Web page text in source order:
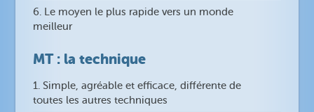
6. Le moyen le plus rapide vers un monde
meilleur
MT : la technique
1. Simple, agréable et efficace, différente de
toutes les autres techniques